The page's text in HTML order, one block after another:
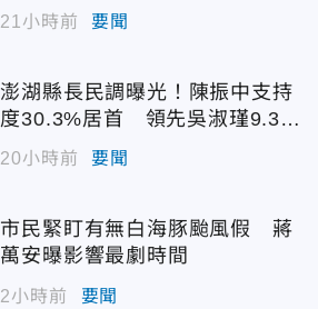
21小時前 要聞
澎湖縣長民調曝光！陳振中支持
度30.3%居首 領先吳淑瑾9.3個
百分點
20小時前 要聞
市民緊盯有無白海豚颱風假 蔣
萬安曝影響最劇時間
2小時前 要聞